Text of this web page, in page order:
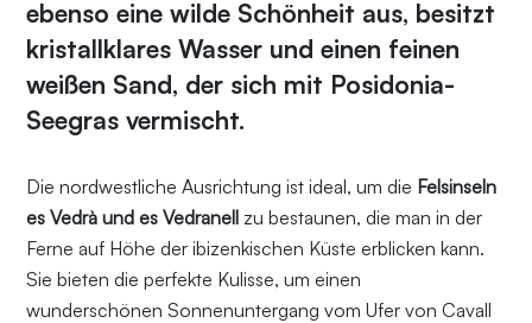
ebenso eine wilde Schönheit aus, besitzt
kristallklares Wasser und einen feinen
weißen Sand, der sich mit Posidonia-
Seegras vermischt.
Die nordwestliche Ausrichtung ist ideal, um die Felsinseln
es Vedrà und es Vedranell zu bestaunen, die man in der
Ferne auf Höhe der ibizenkischen Küste erblicken kann.
Sie bieten die perfekte Kulisse, um einen
wunderschönen Sonnenuntergang vom Ufer von Cavall